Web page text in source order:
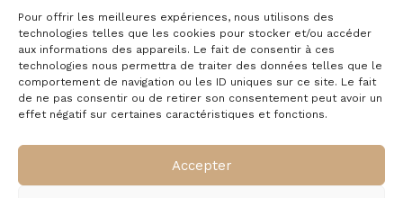
Pour offrir les meilleures expériences, nous utilisons des
technologies telles que les cookies pour stocker et/ou accéder
aux informations des appareils. Le fait de consentir à ces
technologies nous permettra de traiter des données telles que le
comportement de navigation ou les ID uniques sur ce site. Le fait
de ne pas consentir ou de retirer son consentement peut avoir un
effet négatif sur certaines caractéristiques et fonctions.
Accepter
Mentions légales
Commande
Livraison &